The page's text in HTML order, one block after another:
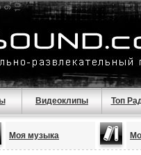
Видеоклипы Топ
Моя музыка